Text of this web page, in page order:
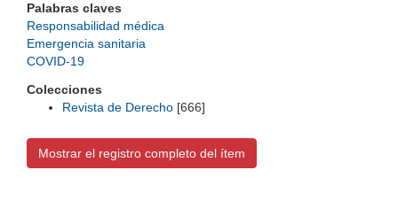
Palabras claves
Responsabilidad médica
Emergencia sanitaria
COVID-19
Colecciones
Revista de Derecho [666]
Mostrar el registro completo del ítem